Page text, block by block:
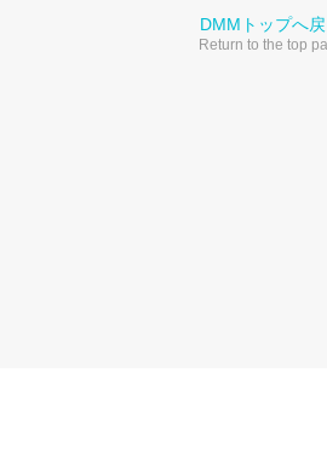
DMMトップへ
Return to the top